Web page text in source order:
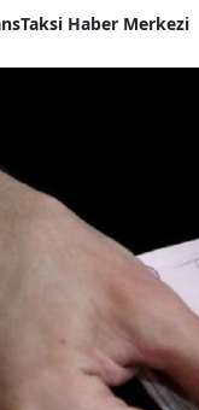
Haber Merkezi